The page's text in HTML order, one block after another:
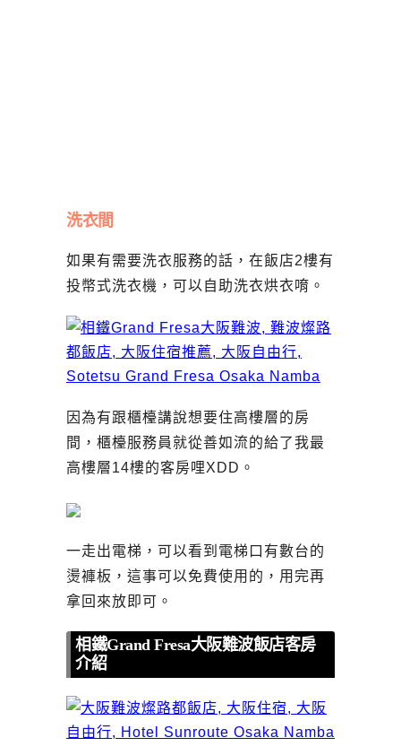
洗衣間
如果有需要洗衣服務的話，在飯店2樓有
投幣式洗衣機，可以自助洗衣烘衣唷。
因為有跟櫃檯講說想要住高樓層的房
間，櫃檯服務員就從善如流的給了我最
高樓層14樓的客房哩XDD。
一走出電梯，可以看到電梯口有數台的
燙褲板，這事可以免費使用的，用完再
拿回來放即可。
相鐵Grand Fresa大阪難波飯店客房
介紹